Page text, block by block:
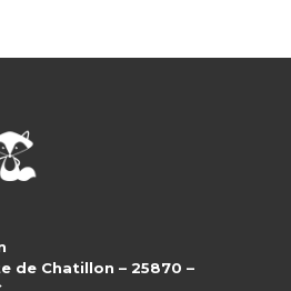
de Chatillon – 25870 –